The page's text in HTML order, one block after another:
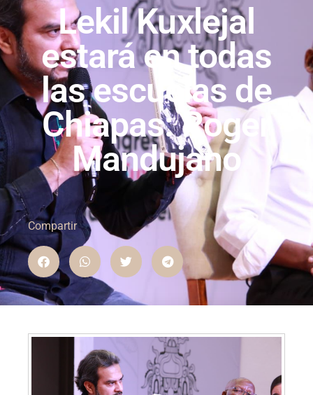
Lekil Kuxlejal
estará en todas
las escuelas de
Chiapas: Roger
Mandujano
Compartir